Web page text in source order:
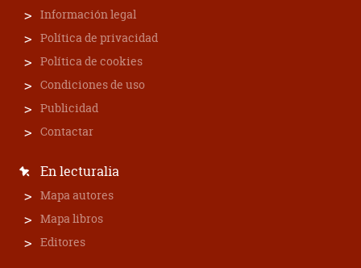
Información legal
Política de privacidad
Política de cookies
Condiciones de uso
Publicidad
Contactar
En lecturalia
Mapa autores
Mapa libros
Editores